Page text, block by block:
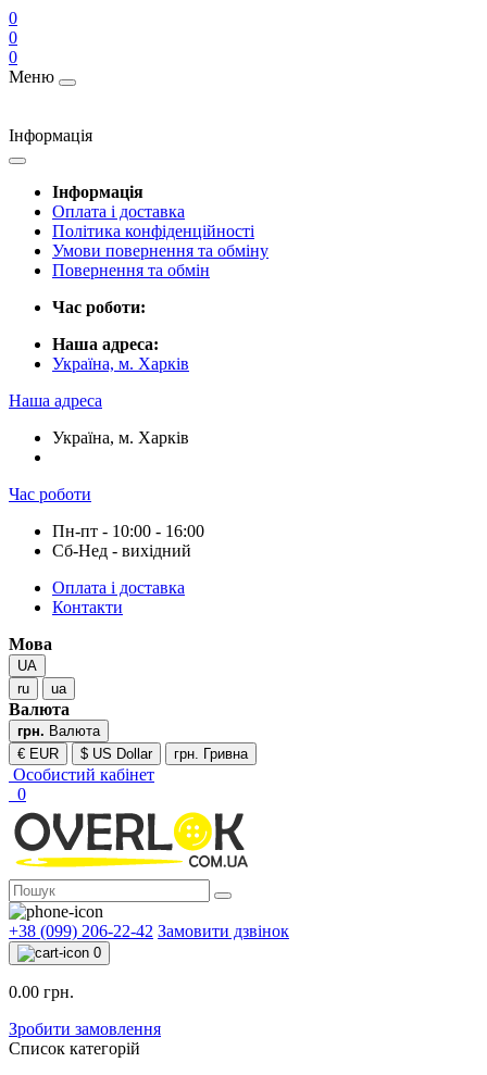
0
0
0
Меню
Інформація
Інформація
Оплата і доставка
Політика конфіденційності
Умови повернення та обміну
Повернення та обмін
Час роботи:
Наша адреса:
Україна, м. Харків
Наша адреса
Україна, м. Харків
Час роботи
Пн-пт - 10:00 - 16:00
Сб-Нед - вихідний
Оплата і доставка
Контакти
Мова
UA
ru
ua
Валюта
грн. Валюта
€ EUR
$ US Dollar грн. Гривна
Особистий кабінет
0
+38 (099) 206-22-42 Замовити дзвінок
0
0.00 грн.
Зробити замовлення
Список категорій